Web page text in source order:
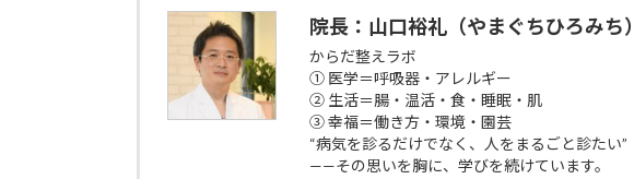
院長：山口裕礼（やまぐちひろみち）
からだ整えラボ
① 医学＝呼吸器・アレルギー
② 生活＝腸・温活・食・睡眠・肌
③ 幸福＝働き方・環境・園芸
“病気を診るだけでなく、人をまるごと診たい”
——その思いを胸に、学びを続けています。